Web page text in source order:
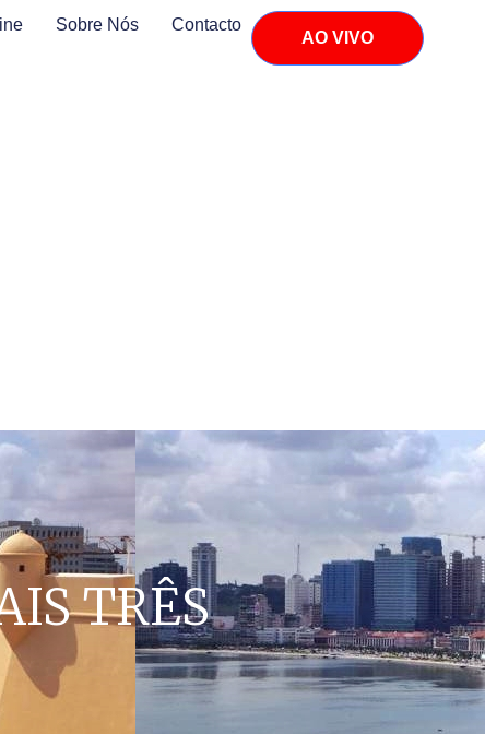
Sobre Nós Contacto
AO VIVO
TRÊS